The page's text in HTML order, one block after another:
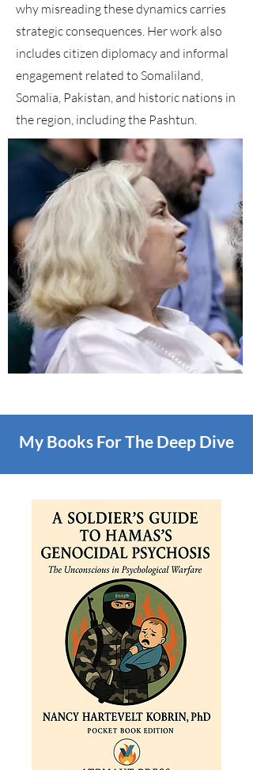
why misreading these dynamics carries
strategic consequences. Her work also
includes citizen diplomacy and informal
engagement related to Somaliland,
Somalia, Pakistan, and historic nations in
the region, including the Pashtun.
My Books For The Deep Dive